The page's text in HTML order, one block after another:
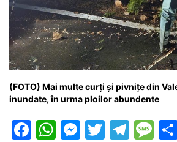
(FOTO) Mai multe curţi şi pivniţe din
inundate, în urma ploilor abundente
F
W M T
T
M